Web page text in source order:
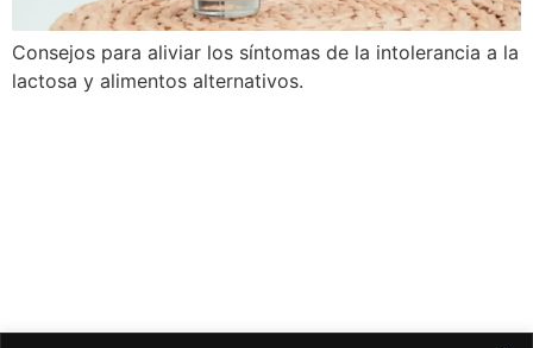
Consejos para aliviar los síntomas de la intolerancia a la
lactosa y alimentos alternativos.